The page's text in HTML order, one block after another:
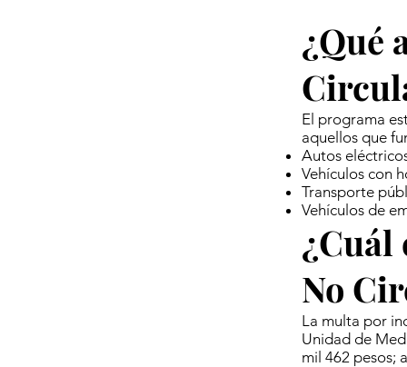
¿Qué
El programa
aquellos que
Autos
Vehículos con
Transporte
Vehículos de
¿Cuál
No
La multa por
Unidad de
mil 462 pesos;